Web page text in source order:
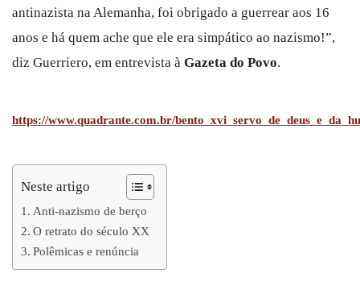
antinazista na Alemanha, foi obrigado a guerrear aos 16
anos e há quem ache que ele era simpático ao nazismo!”,
diz Guerriero, em entrevista à Gazeta do Povo.
https://www.quadrante.com.br/
Neste artigo
Anti-nazismo de berço
O retrato do século XX
Polêmicas e renúncia